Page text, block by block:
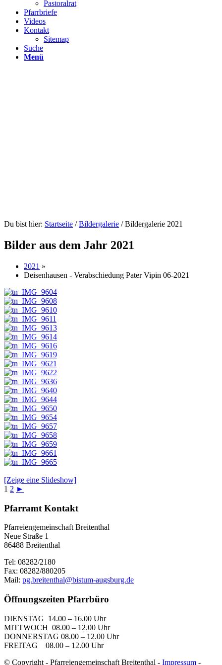
Pastoralrat
Pfarrbriefe
Videos
Kontakt
Sitemap
Suche
Menü
Du bist hier: Startseite / Bildergalerie / Bildergalerie 2021
Bilder aus dem Jahr 2021
2021 »
Deisenhausen - Verabschiedung Pater Vipin 06-2021
[Zeige eine Slideshow]
1 2 ►
Pfarramt Kontakt
Pfarreiengemeinschaft Breitenthal
Neue Straße 1
86488 Breitenthal
Tel: 08282/2180
Fax: 08282/880205
Mail: pg.breitenthal@bistum-augsburg.de
Öffnungszeiten Pfarrbüro
DIENSTAG 14.00 – 16.00 Uhr
MITTWOCH 08.00 – 12.00 Uhr
DONNERSTAG 08.00 – 12.00 Uhr
FREITAG 08.00 – 12.00 Uhr
© Copyright - Pfarreiengemeinschaft Breitenthal - Impressum -